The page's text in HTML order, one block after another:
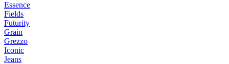
Essence
Fields
Futurity
Grain
Grezzo
Iconic
Jeans